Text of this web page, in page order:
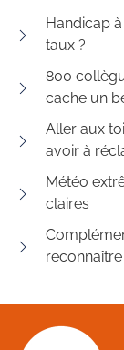
Handicap
taux ?
800
cache un
Aller aux
avoir à
Météo
claires